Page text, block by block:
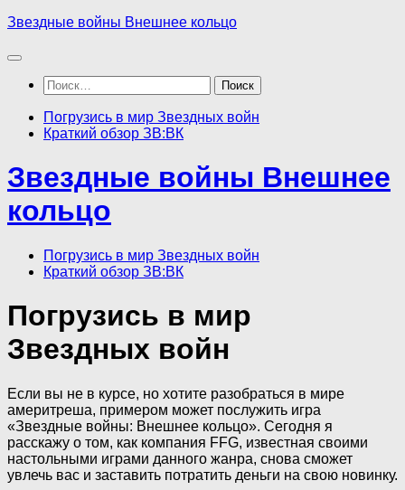
Перейти
содержимому
Звездные войны Внешнее кольцо
Найти:
Погрузись в мир Звездных войн
Краткий обзор ЗВ:ВК
Звездные войны Внешнее
кольцо
Погрузись в мир Звездных войн
Краткий обзор ЗВ:ВК
Погрузись в мир
Звездных войн
Если вы не в курсе, но хотите разобраться в мире
америтреша, примером может послужить игра
«Звездные войны: Внешнее кольцо». Сегодня я
расскажу о том, как компания FFG, известная своими
настольными играми данного жанра, снова сможет
увлечь вас и заставить потратить деньги на свою новинку.